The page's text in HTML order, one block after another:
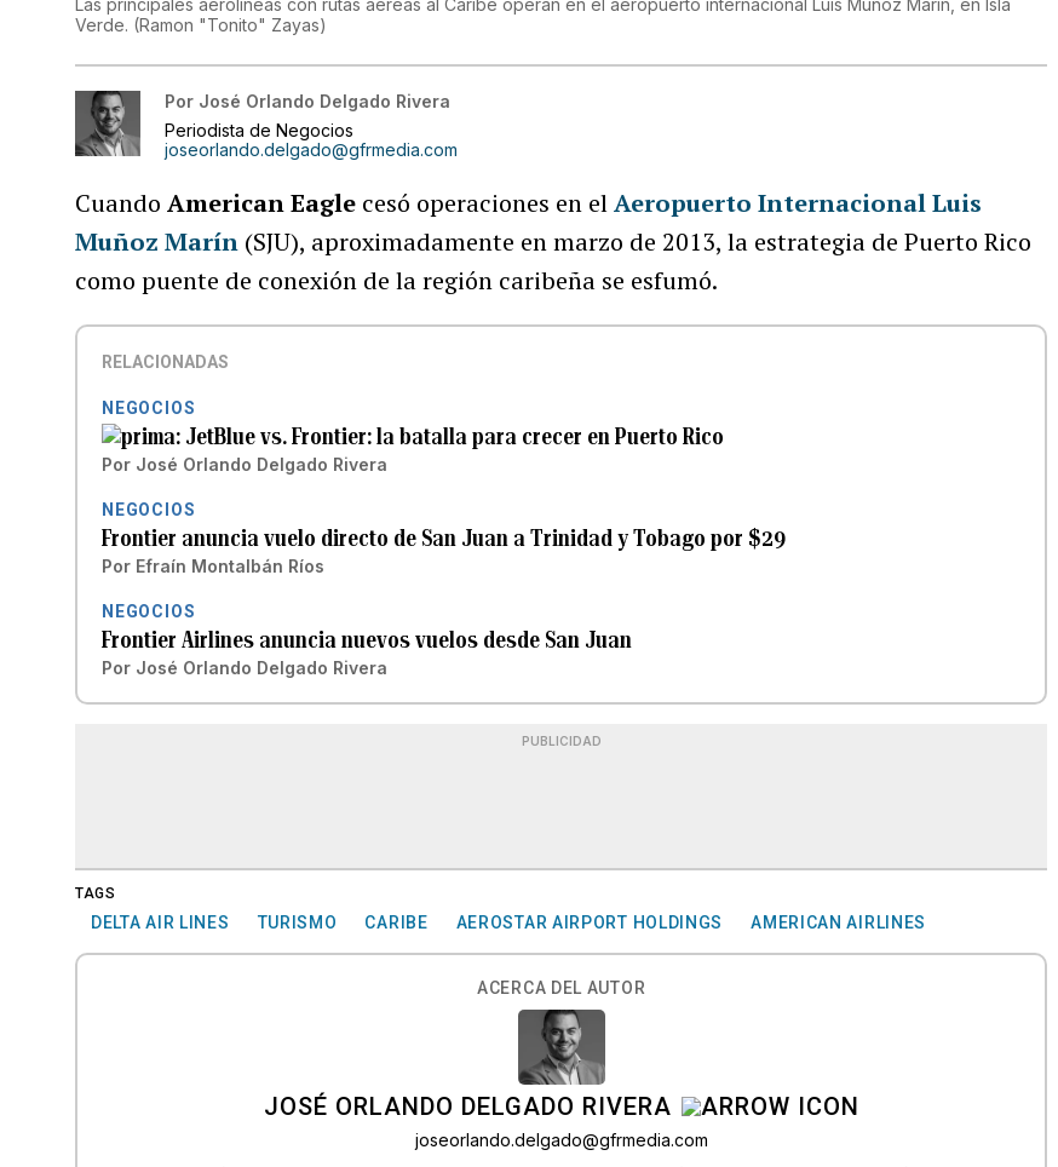
Las principales aerolíneas con rutas aéreas al Caribe operan en el aeropuerto internacional Luis Muñoz Marín, en Isla
Verde. (Ramon "Tonito" Zayas)
Por José Orlando Delgado Rivera
Periodista de Negocios
joseorlando.delgado@gfrmedia.com
CuandoAmerican Eagle cesó operaciones en elAeropuerto Internacional Luis
Muñoz Marín (SJU), aproximadamente en marzo de 2013, la estrategia de Puerto Rico
como puente de conexión de la región caribeña se esfumó.
RELACIONADAS
NEGOCIOS
JetBlue vs. Frontier: la batalla para crecer en Puerto Rico
Por José Orlando Delgado Rivera
NEGOCIOS
Frontier anuncia vuelo directo de San Juan a Trinidad y Tobago por $29
Por Efraín Montalbán Ríos
NEGOCIOS
Frontier Airlines anuncia nuevos vuelos desde San Juan
Por José Orlando Delgado Rivera
PUBLICIDAD
TAGS
DELTA AIR LINES TURISMO CARIBE AEROSTAR AIRPORT HOLDINGS AMERICAN AIRLINES
ACERCA DEL AUTOR
JOSÉ ORLANDO DELGADO RIVERA
joseorlando.delgado@gfrmedia.com